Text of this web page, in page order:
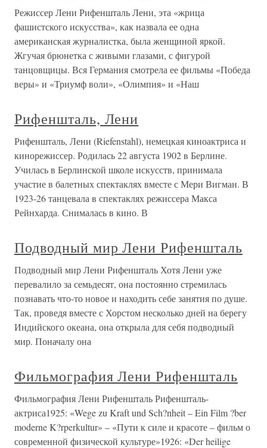
Режиссер Лени Рифеншталь Лени, эта «жрица
фашистского искусства», как назвала ее одна
американская журналистка, была женщиной яркой.
Жгучая брюнетка с живыми глазами, с фигурой
танцовщицы. Вся Германия смотрела ее фильмы «Победа
веры» и «Триумф воли», «Олимпия» и «Наш
Рифеншталь, Лени
Рифеншталь, Лени (Riefenstahl), немецкая киноактриса и
кинорежиссер. Родилась 22 августа 1902 в Берлине.
Училась в Берлинской школе искусств, принимала
участие в балетных спектаклях вместе с Мери Вигман. В
1923-26 танцевала в спектаклях режиссера Макса
Рейнхарда. Снималась в кино. В
Подводный мир Лени Рифеншталь
Подводный мир Лени Рифеншталь Хотя Лени уже
перевалило за семьдесят, она постоянно стремилась
познавать что-то новое и находить себе занятия по душе.
Так, проведя вместе с Хорстом несколько дней на берегу
Индийского океана, она открыла для себя подводный
мир. Поначалу она
Фильмография Лени Рифеншталь
Фильмография Лени Рифеншталь Рифеншталь-
актриса1925: «Wege zu Kraft und Sch?nheit – Ein Film ?ber
moderne K?rperkultur» – «Пути к силе и красоте – фильм о
современной физической культуре»1926: «Der heilige